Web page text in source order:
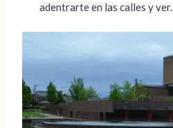
adentrarte en las calles y ver.